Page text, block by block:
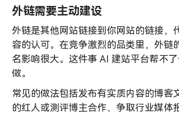
外链需要主动建设
外链是其他网站链接到你网站的链接，
容的认可。在竞争激烈的品类里，外链
名影响很大。这件事 AI 建站平台帮不
做。
常见的做法包括发布有实质内容的博客
的红人或测评博主合作、争取行业媒体